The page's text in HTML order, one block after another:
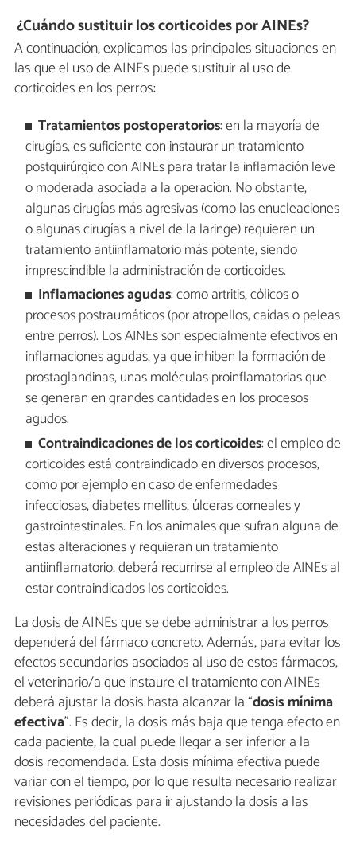
¿Cuándo sustituir los corticoides por AINEs?
A continuación, explicamos las principales situaciones en
las que el uso de AINEs puede sustituir al uso de
corticoides en los perros:
Tratamientos postoperatorios: en la mayoría de
cirugías, es suficiente con instaurar un tratamiento
postquirúrgico con AINEs para tratar la inflamación leve
o moderada asociada a la operación. No obstante,
algunas cirugías más agresivas (como las enucleaciones
o algunas cirugías a nivel de la laringe) requieren un
tratamiento antiinflamatorio más potente, siendo
imprescindible la administración de corticoides.
Inflamaciones agudas: como artritis, cólicos o
procesos postraumáticos (por atropellos, caídas o peleas
entre perros). Los AINEs son especialmente efectivos en
inflamaciones agudas, ya que inhiben la formación de
prostaglandinas, unas moléculas proinflamatorias que
se generan en grandes cantidades en los procesos
agudos.
Contraindicaciones de los corticoides: el empleo de
corticoides está contraindicado en diversos procesos,
como por ejemplo en caso de enfermedades
infecciosas, diabetes mellitus, úlceras corneales y
gastrointestinales. En los animales que sufran alguna de
estas alteraciones y requieran un tratamiento
antiinflamatorio, deberá recurrirse al empleo de AINEs al
estar contraindicados los corticoides.
La dosis de AINEs que se debe administrar a los perros
dependerá del fármaco concreto. Además, para evitar los
efectos secundarios asociados al uso de estos fármacos,
el veterinario/a que instaure el tratamiento con AINEs
deberá ajustar la dosis hasta alcanzar la “dosis mínima
efectiva”. Es decir, la dosis más baja que tenga efecto en
cada paciente, la cual puede llegar a ser inferior a la
dosis recomendada. Esta dosis mínima efectiva puede
variar con el tiempo, por lo que resulta necesario realizar
revisiones periódicas para ir ajustando la dosis a las
necesidades del paciente.